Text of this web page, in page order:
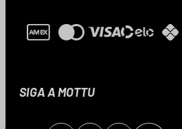
SIGA A MOTTU